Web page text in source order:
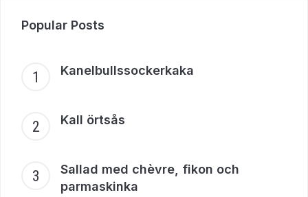
Popular Posts
Kanelbullssockerkaka
Kall örtsås
Sallad med chèvre, fikon och
parmaskinka